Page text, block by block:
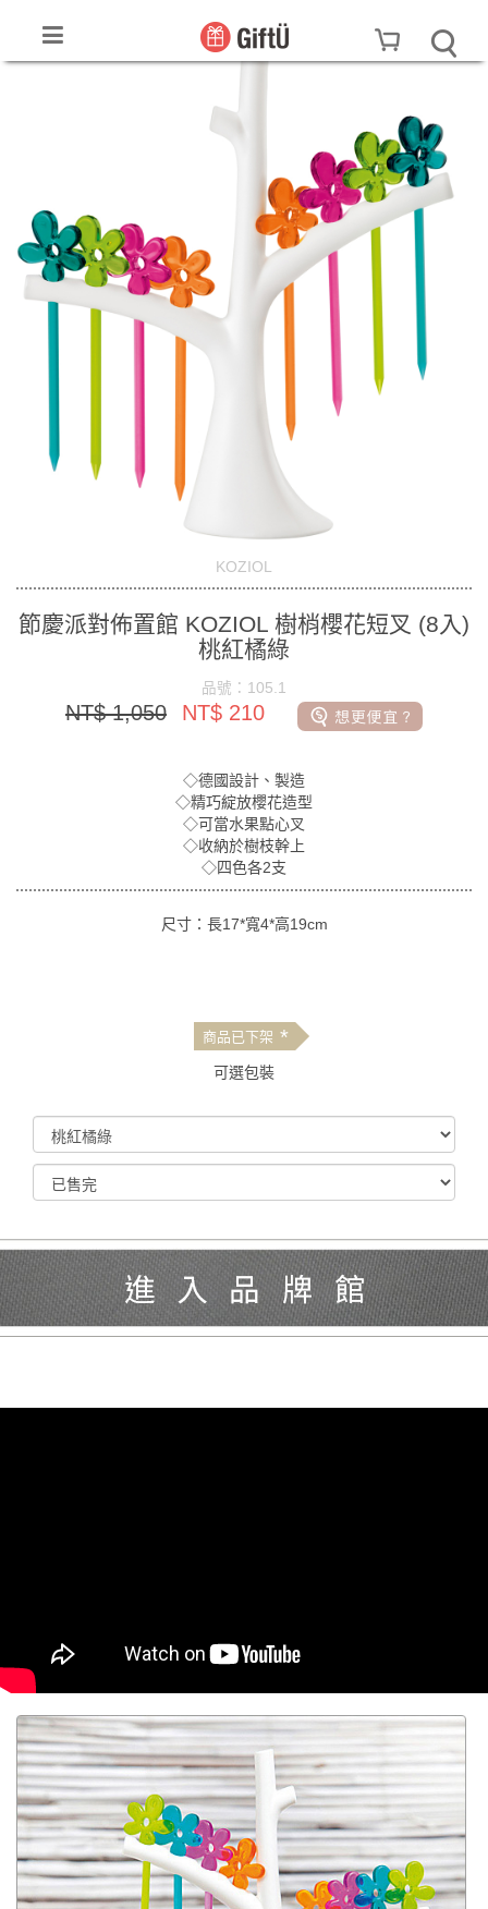
KOZIOL
節慶派對佈置館 KOZIOL 樹梢櫻花短叉 (8入)
桃紅橘綠
品號：105.1
NT$ 1,050 NT$ 210
◇德國設計、製造
◇精巧綻放櫻花造型
◇可當水果點心叉
◇收納於樹枝幹上
◇四色各2支
尺寸：長17*寬4*高19cm
商品已下架 *
可選包裝